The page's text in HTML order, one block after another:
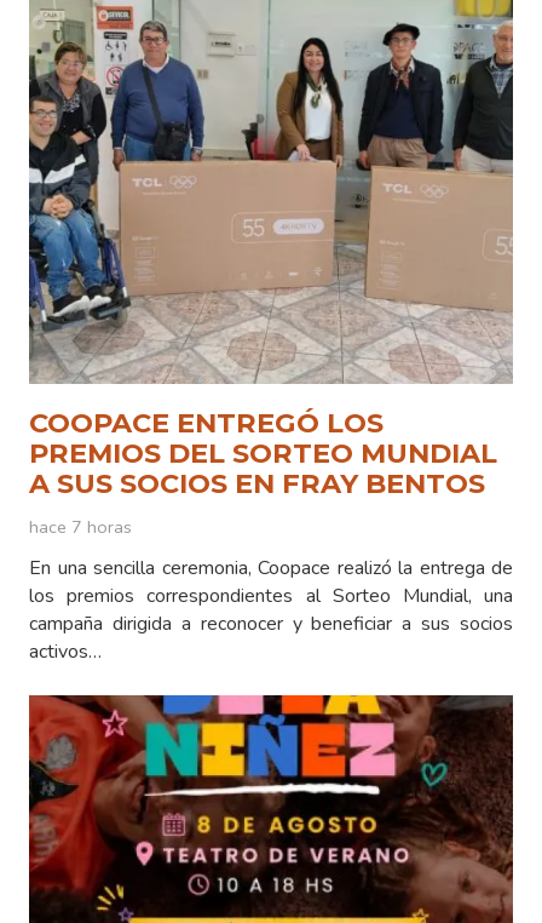
COOPACE ENTREGÓ LOS
PREMIOS DEL SORTEO MUNDIAL
A SUS SOCIOS EN FRAY BENTOS
hace 7 horas
En una sencilla ceremonia, Coopace realizó la entrega de
los premios correspondientes al Sorteo Mundial, una
campaña dirigida a reconocer y beneficiar a sus socios
activos…